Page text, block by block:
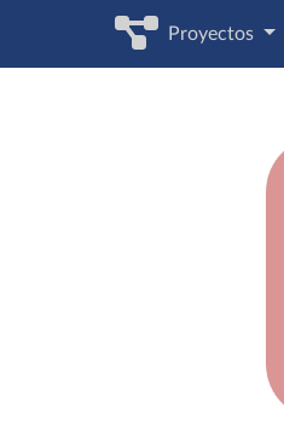
Proyectos